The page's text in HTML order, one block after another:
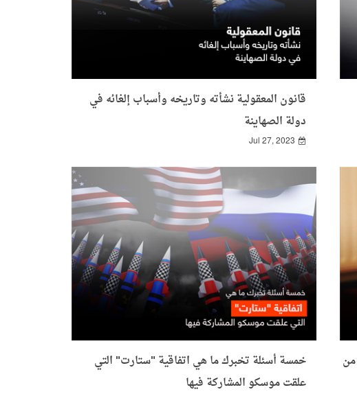
قانون المعقولية نشأته وتاريخه وأسباب إلغائه في
دولة الصهاينة
Jul 27, 2023
خمسة أسئلة تخبرك ما هي اتفاقية "ستارت" التي
علقت موسكو المشاركة فيها